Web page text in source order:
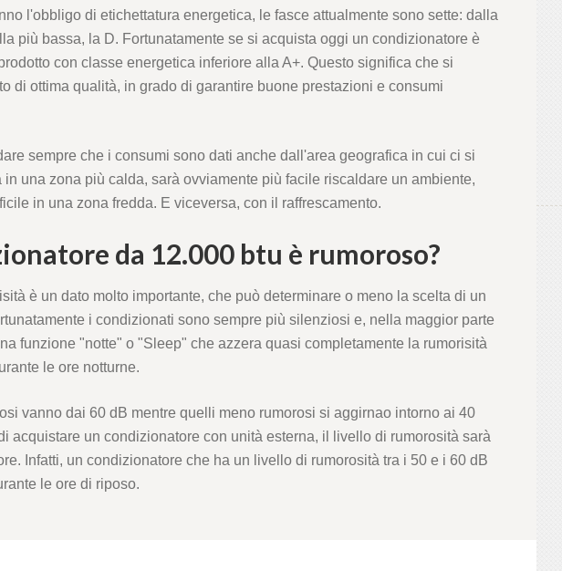
l'obbligo di etichettatura energetica, le fasce attualmente sono sette: dalla
più bassa, la D. Fortunatamente se si acquista oggi un condizionatore è
con classe energetica inferiore alla A+. Questo significa che si
di ottima qualità, in grado di garantire buone prestazioni e consumi
sempre che i consumi sono dati anche dall'area geografica in cui ci si
in una zona più calda, sarà ovviamente più facile riscaldare un ambiente,
in una zona fredda. E viceversa, con il raffrescamento.
da 12.000 btu è rumoroso?
è un dato molto importante, che può determinare o meno la scelta di un
i condizionati sono sempre più silenziosi e, nella maggior parte
funzione "notte" o "Sleep" che azzera quasi completamente la rumorisità
le ore notturne.
vanno dai 60 dB mentre quelli meno rumorosi si aggirnao intorno ai 40
acquistare un condizionatore con unità esterna, il livello di rumorosità sarà
Infatti, un condizionatore che ha un livello di rumorosità tra i 50 e i 60 dB
le ore di riposo.